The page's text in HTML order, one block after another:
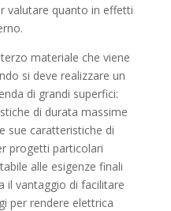
valutare quanto in effetti
materiale che viene
si deve realizzare un
di grandi superfici:
di durata massime
sue caratteristiche di
progetti particolari
alle esigenze finali
il vantaggio di facilitare
per rendere elettrica